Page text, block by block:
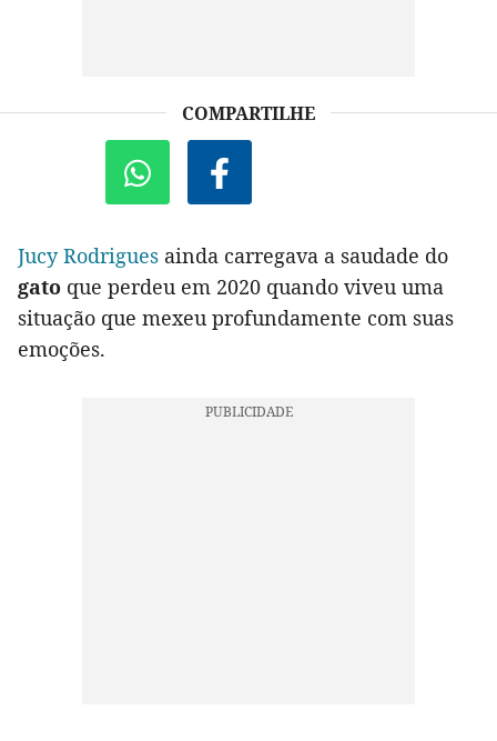
COMPARTILHE
Jucy Rodrigues ainda carregava a saudade do
gato que perdeu em 2020 quando viveu uma
situação que mexeu profundamente com suas
emoções.